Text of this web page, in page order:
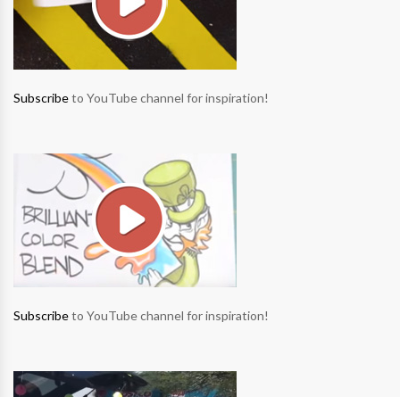
Subscribeto YouTube channel for inspiration!
Subscribeto YouTube channel for inspiration!